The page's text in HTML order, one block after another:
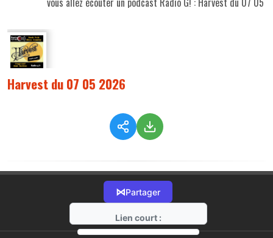
Harvest du 07 05 2026
⋈Partager
Lien court :